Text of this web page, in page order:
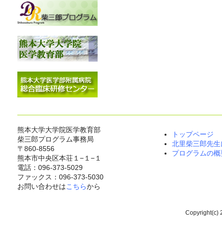
熊本大学大学院医学教育部
柴三郎プログラム事務局
〒860-8556
熊本市中央区本荘１−１−１
電話：096-373-5029
ファックス：096-373-5030
お問い合わせはこちらから
トップページ
北里柴三郎先
プログラムの概
Copyright(c)